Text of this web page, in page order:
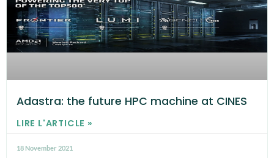
Adastra: the future HPC machine at CINES
LIRE L'ARTICLE »
18 November 2021